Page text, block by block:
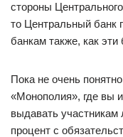
стороны
то Центральный банк
банкам также, как
Пока не очень
«Монополия», где вы
выдавать
процент с